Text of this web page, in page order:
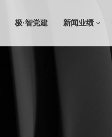
极·智党建 新闻业绩